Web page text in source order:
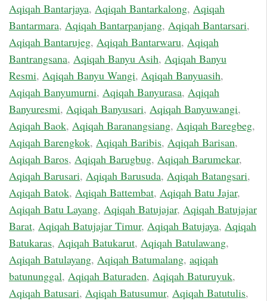
Aqiqah Bantarjaya, Aqiqah Bantarkalong, Aqiqah
Bantarmara, Aqiqah Bantarpanjang, Aqiqah Bantarsari,
Aqiqah Bantarujeg, Aqiqah Bantarwaru, Aqiqah
Bantrangsana, Aqiqah Banyu Asih, Aqiqah Banyu
Resmi, Aqiqah Banyu Wangi, Aqiqah Banyuasih,
Aqiqah Banyumurni, Aqiqah Banyurasa, Aqiqah
Banyuresmi, Aqiqah Banyusari, Aqiqah Banyuwangi,
Aqiqah Baok, Aqiqah Baranangsiang, Aqiqah Baregbeg,
Aqiqah Barengkok, Aqiqah Baribis, Aqiqah Barisan,
Aqiqah Baros, Aqiqah Barugbug, Aqiqah Barumekar,
Aqiqah Barusari, Aqiqah Barusuda, Aqiqah Batangsari,
Aqiqah Batok, Aqiqah Battembat, Aqiqah Batu Jajar,
Aqiqah Batu Layang, Aqiqah Batujajar, Aqiqah Batujajar
Barat, Aqiqah Batujajar Timur, Aqiqah Batujaya, Aqiqah
Batukaras, Aqiqah Batukarut, Aqiqah Batulawang,
Aqiqah Batulayang, Aqiqah Batumalang, aqiqah
batununggal, Aqiqah Baturaden, Aqiqah Baturuyuk,
Aqiqah Batusari, Aqiqah Batusumur, Aqiqah Batutulis,